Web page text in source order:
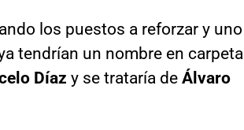
los puestos a reforzar y uno
tendrían un nombre en carpeta
Díaz y se trataría de Álvaro